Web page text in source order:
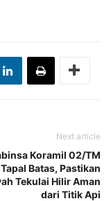
Next article
Koramil 02/TM
Batas, Pastikan
Tekulai Hilir Aman
dari Titik Api